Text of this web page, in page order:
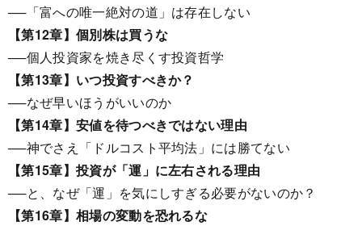
──「富への唯一絶対の道」は存在しない
【第12章】個別株は買うな
──個人投資家を焼き尽くす投資哲学
【第13章】いつ投資すべきか？
──なぜ早いほうがいいのか
【第14章】安値を待つべきではない理由
──神でさえ「ドルコスト平均法」には勝てない
【第15章】投資が「運」に左右される理由
──と、なぜ「運」を気にしすぎる必要がないのか？
【第16章】相場の変動を恐れるな